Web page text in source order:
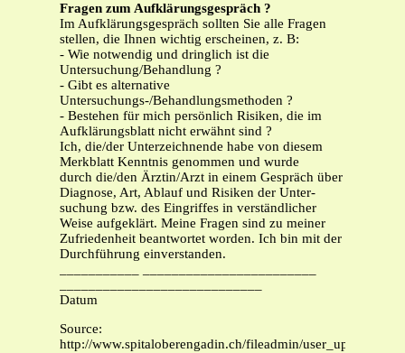
Fragen zum Aufklärungsgespräch ?
Im Aufklärungsgespräch sollten Sie alle Fragen
stellen, die Ihnen wichtig erscheinen, z. B:
- Wie notwendig und dringlich ist die
Untersuchung/Behandlung ?
- Gibt es alternative
Untersuchungs-/Behandlungsmethoden ?
- Bestehen für mich persönlich Risiken, die im
Aufklärungsblatt nicht erwähnt sind ?
Ich, die/der Unterzeichnende habe von diesem
Merkblatt Kenntnis genommen und wurde
durch die/den Ärztin/Arzt in einem Gespräch über
Diagnose, Art, Ablauf und Risiken der Unter-
suchung bzw. des Eingriffes in verständlicher
Weise aufgeklärt. Meine Fragen sind zu meiner
Zufriedenheit beantwortet worden. Ich bin mit der
Durchführung einverstanden.
Datum
Source:
http://www.spitaloberengadin.ch/fileadmin/user_upload/pdf/